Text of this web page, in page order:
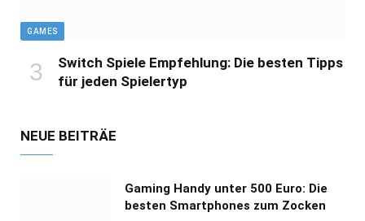
GAMES
Switch Spiele Empfehlung: Die besten Tipps
für jeden Spielertyp
NEUE BEITRÄE
Gaming Handy unter 500 Euro: Die
besten Smartphones zum Zocken